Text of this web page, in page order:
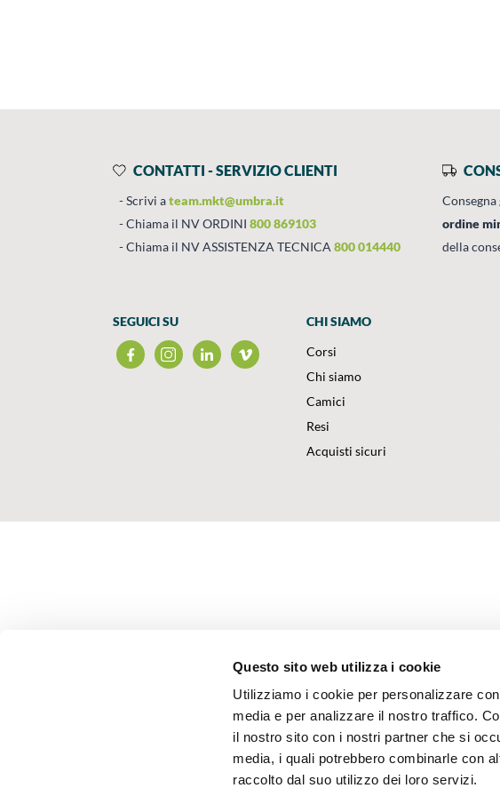
Questo sito web utilizza i cookie
Utilizziamo i cookie per personalizzare
media e per analizzare il nostro traffico.
il nostro sito con i nostri partner che si
media, i quali potrebbero combinarle con
raccolto dal suo utilizzo dei loro servizi.
CONTATTI - SERVIZIO CLIENTI
Scrivi ateam.mkt@umbra.it
Chiama il NV ORDINI 800 869103
Chiama il NV ASSISTENZA TECNICA 800 014440
ordine
della
SEGUICI SU
CHI SIAMO
Corsi
Chi siamo
Camici
Resi
Acquisti sicuri